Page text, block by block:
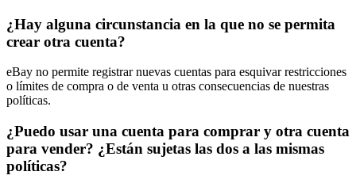
¿Hay alguna circunstancia en la que no se permita
crear otra cuenta?
eBay no permite registrar nuevas cuentas para esquivar restricciones
o límites de compra o de venta u otras consecuencias de nuestras
políticas.
¿Puedo usar una cuenta para comprar y otra cuenta
para vender? ¿Están sujetas las dos a las mismas
políticas?